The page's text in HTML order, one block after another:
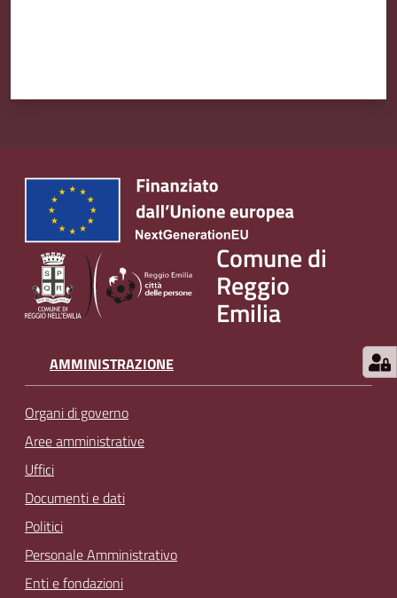
Comune di
Reggio
Emilia
AMMINISTRAZIONE
Organi di governo
Aree amministrative
Uffici
Documenti e dati
Politici
Personale Amministrativo
Enti e fondazioni